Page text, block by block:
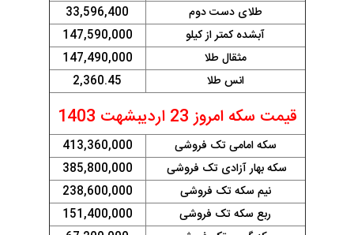
طلای دست دوم
33,596,400
آبشده کمتر از کیلو
147,590,000
مثقال طلا
147,490,000
انس طلا
2,360.45
قیمت سکه امروز 23 اردیبشهت 1403
سکه امامی تک فروشی
413,360,000
سکه بهار آزادی تک فروشی
385,800,000
نیم سکه تک فروشی
238,600,000
ربع سکه تک فروشی
151,400,000